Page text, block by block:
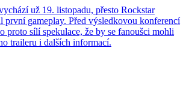
už 19. listopadu, přesto Rockstar
první gameplay. Před výsledkovou konferencí
proto sílí spekulace, že by se fanoušci mohli
traileru i dalších informací.